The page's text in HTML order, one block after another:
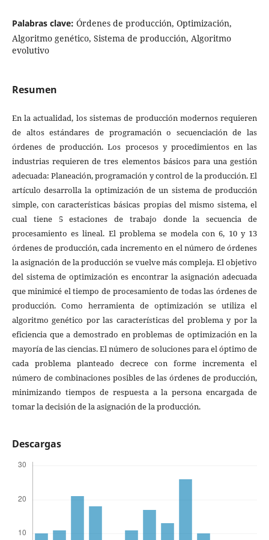
Palabras clave: Órdenes de producción, Optimización,
Algoritmo genético, Sistema de producción, Algoritmo
evolutivo
Resumen
En la actualidad, los sistemas de producción modernos requieren
de altos estándares de programación o secuenciación de las
órdenes de producción. Los procesos y procedimientos en las
industrias requieren de tres elementos básicos para una gestión
adecuada: Planeación, programación y control de la producción. El
artículo desarrolla la optimización de un sistema de producción
simple, con características básicas propias del mismo sistema, el
cual tiene 5 estaciones de trabajo donde la secuencia de
procesamiento es lineal. El problema se modela con 6, 10 y 13
órdenes de producción, cada incremento en el número de órdenes
la asignación de la producción se vuelve más compleja. El objetivo
del sistema de optimización es encontrar la asignación adecuada
que minimicé el tiempo de procesamiento de todas las órdenes de
producción. Como herramienta de optimización se utiliza el
algoritmo genético por las características del problema y por la
eficiencia que a demostrado en problemas de optimización en la
mayoría de las ciencias. El número de soluciones para el óptimo de
cada problema planteado decrece con forme incrementa el
número de combinaciones posibles de las órdenes de producción,
minimizando tiempos de respuesta a la persona encargada de
tomar la decisión de la asignación de la producción.
Descargas